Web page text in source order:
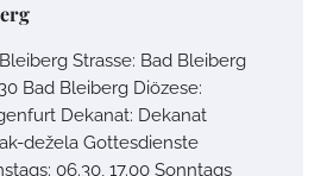
Strasse: Bad Bleiberg
Bad Bleiberg Diözese:
Dekanat: Dekanat
dežela Gottesdienste
06.30, 17.00 Sonntags